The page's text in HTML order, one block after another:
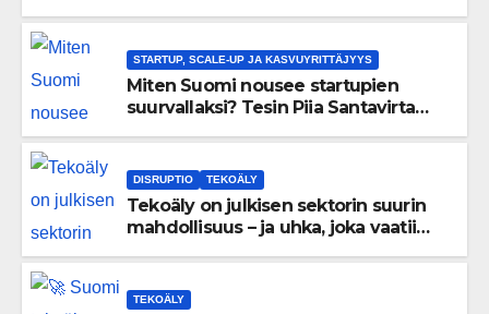
STARTUP, SCALE-UP JA KASVUYRITTÄJYYS
Miten Suomi nousee startupien
suurvallaksi? Tesin Piia Santavirta
DISRUPTIO TEKOÄLY
Tekoäly on julkisen sektorin suurin
mahdollisuus – ja uhka, joka vaatii
TEKOÄLY